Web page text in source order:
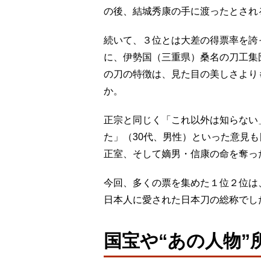
の後、結城秀康の手に渡ったとされ
続いて、３位とは大差の得票率を
に、伊勢国（三重県）桑名の刀工
の刀の特徴は、見た目の美しさよ
か。
正宗と同じく「これ以外は知らな
た」（30代、男性）といった意見
正室、そして嫡男・信康の命を奪
今回、多くの票を集めた１位２位
日本人に愛された日本刀の総称でし
国宝や“あの人物”